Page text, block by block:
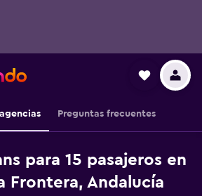
Preguntas frecuentes
para 15 pasajeros en
Frontera, Andalucía